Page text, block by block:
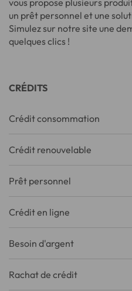
vous propose plusieurs
un prêt personnel et une
Simulez sur notre site une
quelques clics !
CRÉDITS
Crédit consommation
Crédit renouvelable
Prêt personnel
Crédit en ligne
Besoin d'argent
Rachat de crédit